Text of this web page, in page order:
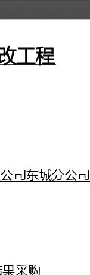
工程
司东城分公司
采购